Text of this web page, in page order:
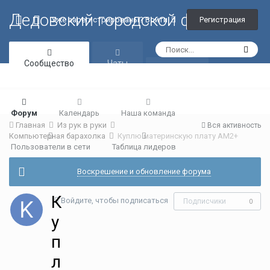
Дедовский городской форум
Уже зарегистрированы? Войти Регистрация
Сообщество
Форум Календарь Наша команда
Пользователи в сети Таблица лидеров
Чаты
Вся активность
Главная
Из рук в руки
Компьютерная барахолка
Куплю материнскую плату AM2+
Воскрешение и обновление форума
Войдите, чтобы подписаться Подписчики 0
К
у
п
л